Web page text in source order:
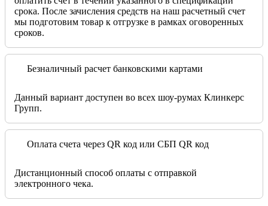
срока. После зачисления средств на наш расчетный счет
мы подготовим товар к отгрузке в рамках оговоренных
сроков.
Безналичный расчет банковскими картами
Данный вариант доступен во всех шоу-румах Клинкерс
Групп.
Оплата счета через QR код или СБП QR код
Дистанционный способ оплаты с отправкой
электронного чека.